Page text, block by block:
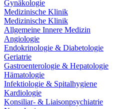
Gynäkologie
Medizinische Klinik
Medizinische Klinik
Allgemeine Innere Medizin
Angiologie
Endokrinologie & Diabetologie
Geriatrie
Gastroenterologie & Hepatologie
Hämatologie
Infektiologie & Spitalhygiene
Kardiologie
Konsiliar- & Liaisonpsychiatrie